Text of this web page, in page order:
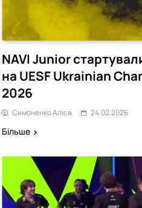
NAVI Junior
на UESF Ukrainian
2026
Симоненко Аліса 24.02.2026
Більше